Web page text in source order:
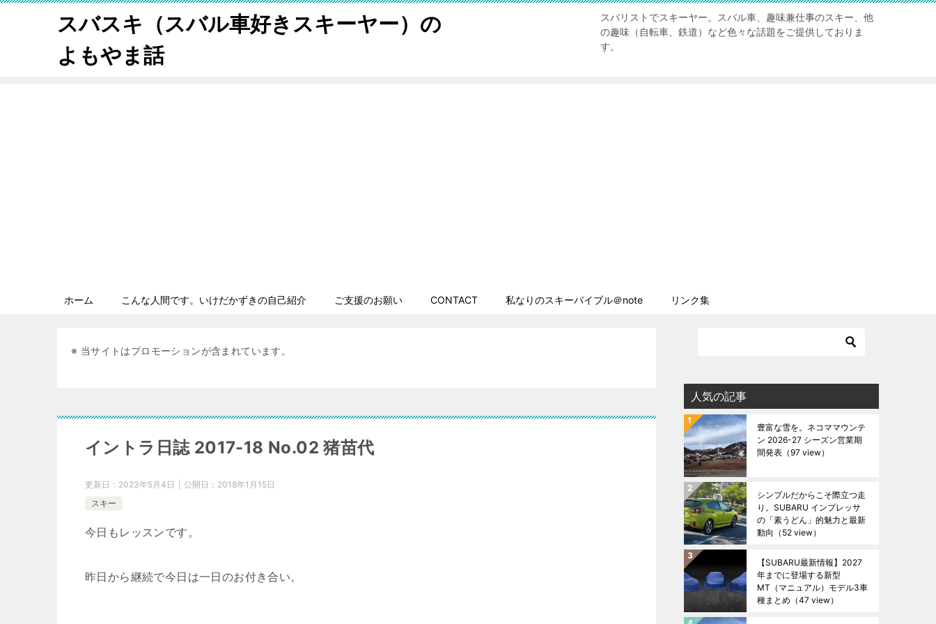
スバスキ（スバル車好きスキーヤー）の
よもやま話
スバリストでスキーヤー。スバル車、趣味兼仕事のスキー、他
の趣味（自転車、鉄道）など色々な話題をご提供しておりま
す。
ホーム こんな人間です。いけだかずきの自己紹介 ご支援のお願い CONTACT 私なりのスキーバイブル＠note リンク集
※ 当サイトはプロモーションが含まれています。
イントラ日誌 2017-18 No.02 猪苗代
更新日： 2023年5月4日 公開日： 2018年1月15日
スキー
今日もレッスンです。
昨日から継続で今日は一日のお付き合い。
人気の記事
豊富な雪を。ネコママウンテ
ン 2026-27 シーズン営業期
間発表 （97 view）
シンプルだからこそ際立つ走
り。SUBARU インプレッサ
の「素うどん」的魅力と最新
動向 （52 view）
【SUBARU最新情報】2027
年までに登場する新型
MT（マニュアル）モデル3車
種まとめ （47 view）